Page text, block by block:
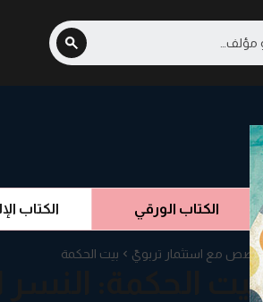
الكتاب الورقي الكتاب
قصص مع استثمار تربويّ بيت الحكمة
بيت الحكمة: النسر